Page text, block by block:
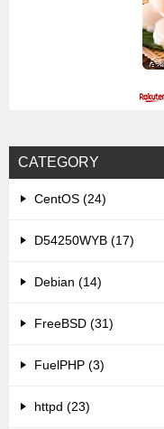
CATEGORY
CentOS (24)
D54250WYB (17)
Debian (14)
FreeBSD (31)
FuelPHP (3)
httpd (23)